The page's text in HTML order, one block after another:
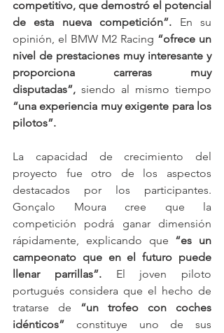
competitivo, que demostró el potencial
de esta nueva competición”. En su
opinión, el BMW M2 Racing “ofrece un
nivel de prestaciones muy interesante y
proporciona carreras muy
disputadas”,
“una experiencia muy exigente para los
pilotos”.
La capacidad de crecimiento del
proyecto fue otro de los aspectos
destacados por los participantes.
Gonçalo Moura cree que la
competición podrá ganar dimensión
rápidamente, explicando que “es un
campeonato que en el futuro puede
llenar parrillas”. El joven piloto
portugués considera que el hecho de
tratarse de “un trofeo con coches
idénticos” constituye uno de sus